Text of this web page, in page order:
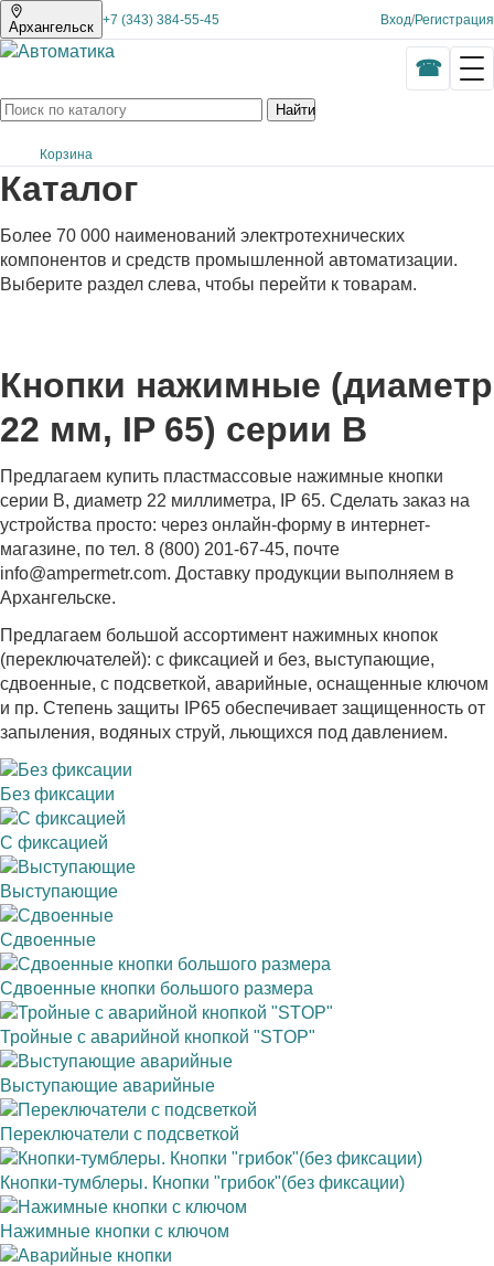
Архангельск +7 (343) 384-55-45 Вход/Регистрация
Найти
Корзина
Каталог
Более 70 000 наименований электротехнических
компонентов и средств промышленной автоматизации.
Выберите раздел слева, чтобы перейти к товарам.
Кнопки нажимные (диаметр
22 мм, IP 65) серии B
Предлагаем купить пластмассовые нажимные кнопки
серии B, диаметр 22 миллиметра, IP 65. Сделать заказ на
устройства просто: через онлайн-форму в интернет-
магазине, по тел. 8 (800) 201-67-45, почте
info@ampermetr.com. Доставку продукции выполняем в
Архангельске.
Предлагаем большой ассортимент нажимных кнопок
(переключателей): с фиксацией и без, выступающие,
сдвоенные, с подсветкой, аварийные, оснащенные ключом
и пр. Степень защиты IP65 обеспечивает защищенность от
запыления, водяных струй, льющихся под давлением.
Без фиксации
С фиксацией
Выступающие
Сдвоенные
Сдвоенные кнопки большого размера
Тройные с аварийной кнопкой "STOP"
Выступающие аварийные
Переключатели с подсветкой
Кнопки-тумблеры. Кнопки "грибок"(без фиксации)
Нажимные кнопки с ключом